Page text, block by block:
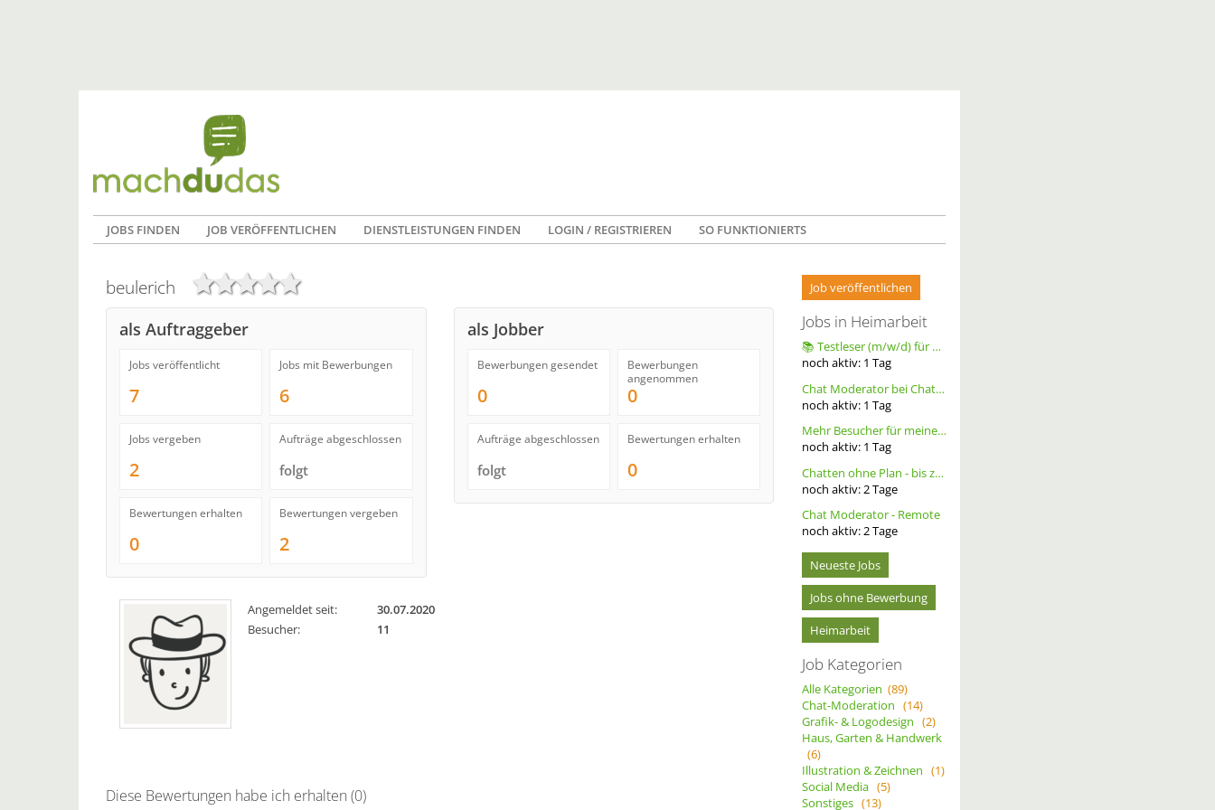
JOBS FINDEN JOB VERÖFFENTLICHEN DIENSTLEISTUNGEN FINDEN LOGIN / REGISTRIEREN SO FUNKTIONIERTS
beulerich
als Auftraggeber
Jobs veröffentlicht
7
Jobs mit Bewerbungen
6
Jobs vergeben
2
Aufträge abgeschlossen
folgt
Bewertungen erhalten
0
Bewertungen vergeben
2
als Jobber
Bewerbungen gesendet
0
Bewerbungen
angenommen
0
Aufträge abgeschlossen
folgt
Bewertungen erhalten
0
Angemeldet seit:
30.07.2020
Besucher:
11
Diese Bewertungen habe ich erhalten (0)
Job veröffentlichen
Jobs in Heimarbeit
📚 Testleser (m/w/d) für Bücher gesucht – langfristige Zusammenarbeit
noch aktiv: 1 Tag
Chat Moderator bei Chatoria (m/w/d) – Remote
noch aktiv: 1 Tag
Mehr Besucher für meine Homepage. Alternative Werbung.
noch aktiv: 1 Tag
Chatten ohne Plan - bis zu 20 Ct. pro Out – ortsunabhängig - wöchentliche Auszahlung
noch aktiv: 2Tage
Chat Moderator - Remote
noch aktiv:2Tage
Neueste Jobs
Jobs ohne Bewerbung
Heimarbeit
Job Kategorien
Alle Kategorien (89)
Chat-Moderation (14)
Grafik- & Logodesign (2)
Haus, Garten & Handwerk
(6)
Illustration & Zeichnen (1)
Social Media (5)
Sonstiges (13)